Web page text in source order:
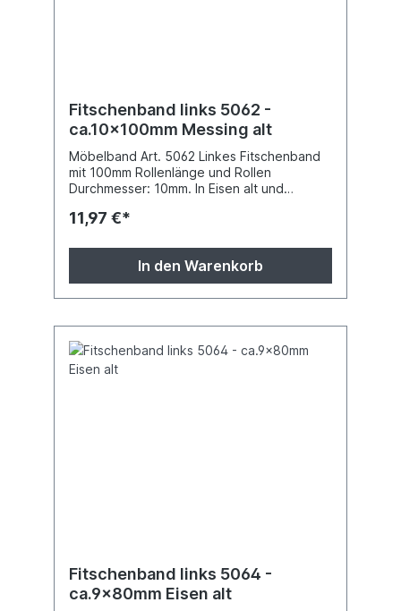
Fitschenband links 5062 -
ca.10x100mm Messing alt
Möbelband Art. 5062 Linkes Fitschenband
mit 100mm Rollenlänge und Rollen
Durchmesser: 10mm. In Eisen alt und
Die Messingfitschen haben etwas andere
11,97 €*
In den Warenkorb
Fitschenband links 5064 -
ca.9x80mm Eisen alt